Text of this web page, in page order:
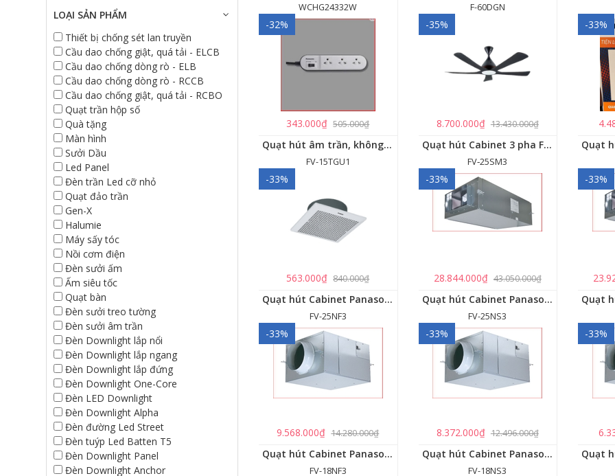
WCHG24332W
-32%
343.000₫ 505.000₫
F-60DGN
-35%
8.700.000₫ 13.430.000₫
-33%
Quạt hút âm trần, không dùng ống dẫn Panasonic - FV-15TGU1
FV-15TGU1
-33%
563.000₫ 840.000₫
Quạt hút Cabinet 3 pha FV‑25SM3
FV‑25SM3
-33%
28.844.000₫ 43.050.000₫
-33%
Quạt hút Cabinet Panasonic FV-25NF3
FV-25NF3
-33%
9.568.000₫ 14.280.000₫
Quạt hút Cabinet Panasonic FV-25NS3
FV-25NS3
-33%
8.372.000₫ 12.496.000₫
-33%
Quạt hút Cabinet Panasonic FV-18NF3
FV-18NF3
Quạt hút Cabinet Panasonic FV-18NS3
FV-18NS3
LOẠI SẢN PHẨM
Thiết bị chống sét lan truyền
Cầu dao chống giật, quá tải - ELCB
Cầu dao chống dòng rò - ELB
Cầu dao chống dòng rò - RCCB
Cầu dao chống giật, quá tải - RCBO
Quạt trần hộp số
Quà tặng
Màn hình
Sưởi Dầu
Led Panel
Đèn trần Led cỡ nhỏ
Quạt đảo trần
Gen-X
Halumie
Máy sấy tóc
Nồi cơm điện
Đèn sưởi ấm
Ấm siêu tốc
Quạt bàn
Đèn sưởi treo tường
Đèn sưởi âm trần
Đèn Downlight lắp nổi
Đèn Downlight lắp ngang
Đèn Downlight lắp đứng
Đèn Downlight One-Core
Đèn LED Downlight
Đèn Downlight Alpha
Đèn đường Led Street
Đèn tuýp Led Batten T5
Đèn Downlight Panel
Đèn Downlight Anchor